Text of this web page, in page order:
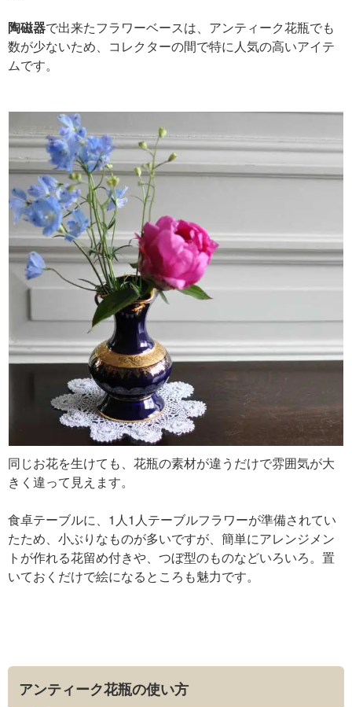
陶磁器で出来たフラワーベースは、アンティーク花瓶でも
数が少ないため、コレクターの間で特に人気の高いアイテ
ムです。
同じお花を生けても、花瓶の素材が違うだけで雰囲気が大
きく違って見えます。
食卓テーブルに、1人1人テーブルフラワーが準備されてい
たため、小ぶりなものが多いですが、簡単にアレンジメン
トが作れる花留め付きや、つぼ型のものなどいろいろ。置
いておくだけで絵になるところも魅力です。
アンティーク花瓶の使い方